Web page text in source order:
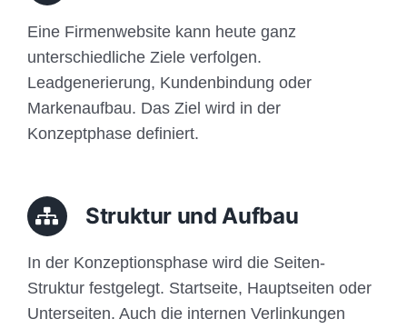
Eine Firmenwebsite kann heute ganz
unterschiedliche Ziele verfolgen.
Leadgenerierung, Kundenbindung oder
Markenaufbau. Das Ziel wird in der
Konzeptphase definiert.
Struktur und Aufbau
In der Konzeptionsphase wird die Seiten-
Struktur festgelegt. Startseite, Hauptseiten oder
Unterseiten. Auch die internen Verlinkungen